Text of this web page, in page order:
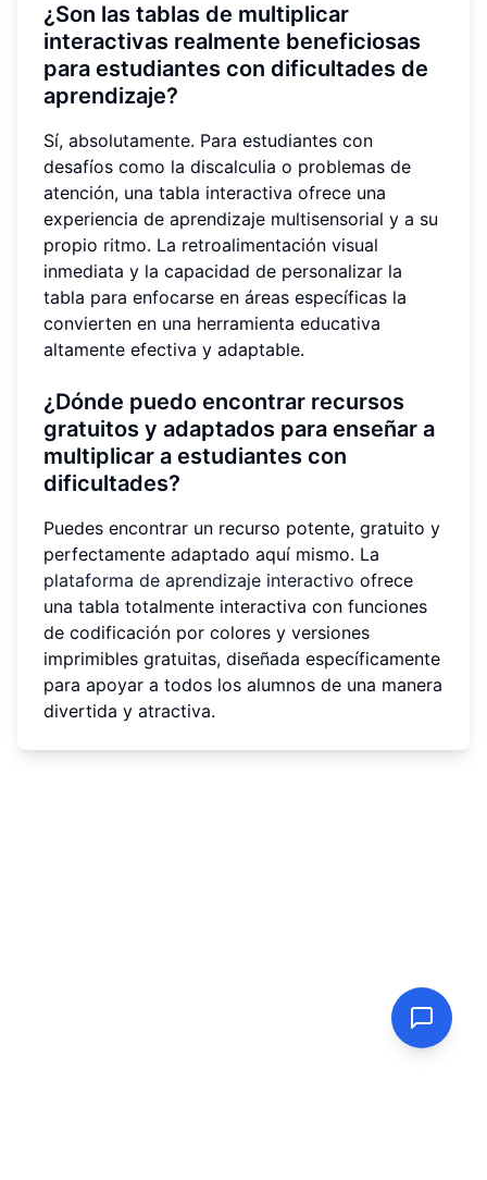
¿Son las tablas de multiplicar
interactivas realmente beneficiosas
para estudiantes con dificultades de
aprendizaje?
Sí, absolutamente. Para estudiantes con
desafíos como la discalculia o problemas de
atención, una tabla interactiva ofrece una
experiencia de aprendizaje multisensorial y a su
propio ritmo. La retroalimentación visual
inmediata y la capacidad de personalizar la
tabla para enfocarse en áreas específicas la
convierten en una herramienta educativa
altamente efectiva y adaptable.
¿Dónde puedo encontrar recursos
gratuitos y adaptados para enseñar a
multiplicar a estudiantes con
dificultades?
Puedes encontrar un recurso potente, gratuito y
perfectamente adaptado aquí mismo. La
plataforma de aprendizaje interactivo ofrece
una tabla totalmente interactiva con funciones
de codificación por colores y versiones
imprimibles gratuitas, diseñada específicamente
para apoyar a todos los alumnos de una manera
divertida y atractiva.